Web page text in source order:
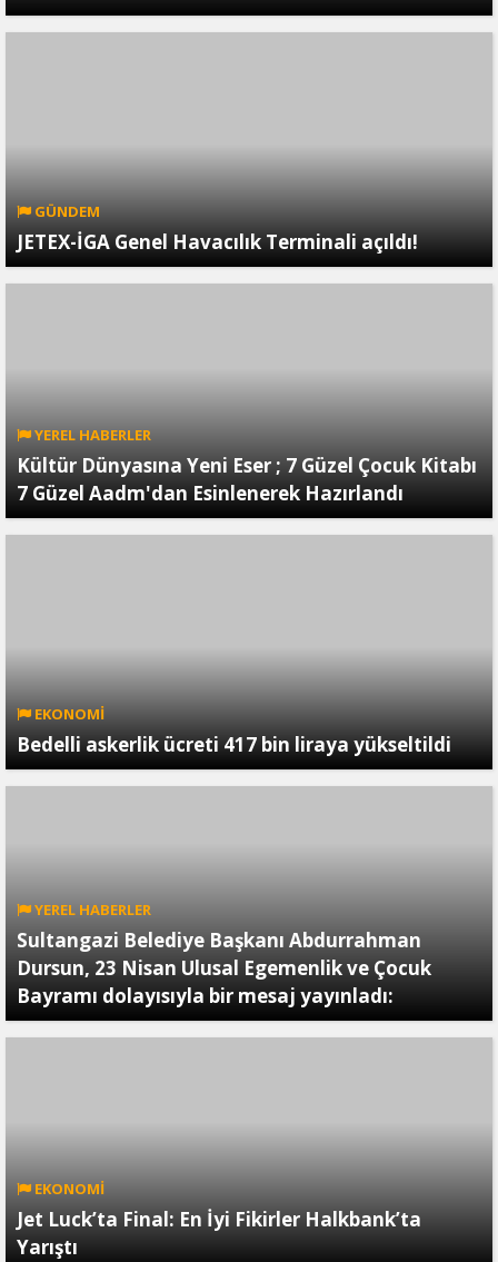
GÜNDEM
JETEX-İGA Genel Havacılık Terminali açıldı!
YEREL HABERLER
Kültür Dünyasına Yeni Eser ; 7 Güzel Çocuk Kitabı
7 Güzel Aadm'dan Esinlenerek Hazırlandı
EKONOMİ
Bedelli askerlik ücreti 417 bin liraya yükseltildi
YEREL HABERLER
Sultangazi Belediye Başkanı Abdurrahman
Dursun, 23 Nisan Ulusal Egemenlik ve Çocuk
Bayramı dolayısıyla bir mesaj yayınladı:
EKONOMİ
Jet Luck’ta Final: En İyi Fikirler Halkbank’ta
Yarıştı